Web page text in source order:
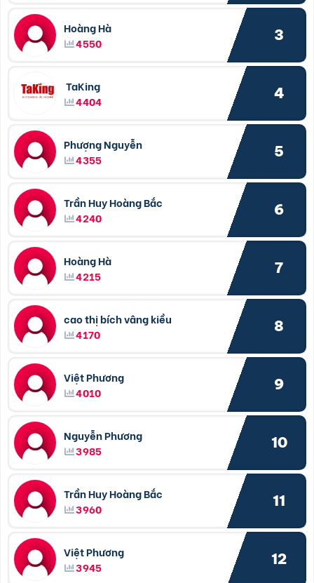
Hoàng Hà
4550
3
TaKing
4404
4
Phượng Nguyễn
4355
5
Trần Huy Hoàng Bắc
4240
6
Hoàng Hà
4215
7
cao thị bích vâng kiều
4170
8
Việt Phương
4010
9
Nguyễn Phương
3985
10
Trần Huy Hoàng Bắc
3960
11
Việt Phương
3945
12